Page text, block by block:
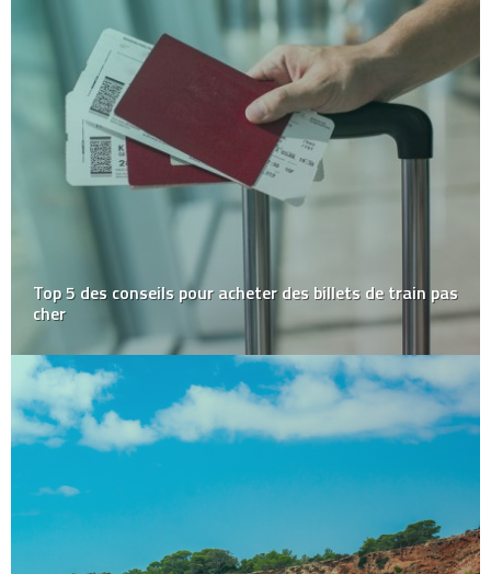
Top 5 des conseils pour acheter des billets de train pas
cher